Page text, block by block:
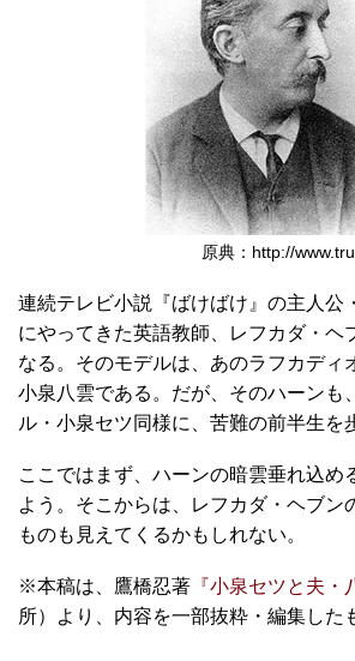
原典：http://
連続テレビ小説『ばけばけ』の主人公
にやってきた英語教師、レフカダ・ヘ
なる。そのモデルは、あのラフカディ
小泉八雲である。だが、そのハーンも
ル・小泉セツ同様に、苦難の前半生を
ここではまず、ハーンの暗雲垂れ込め
よう。そこからは、レフカダ・ヘブン
ものも見えてくるかもしれない。
※本稿は、鷹橋忍著 『小泉セツと夫・
所）より、内容を一部抜粋・編集した